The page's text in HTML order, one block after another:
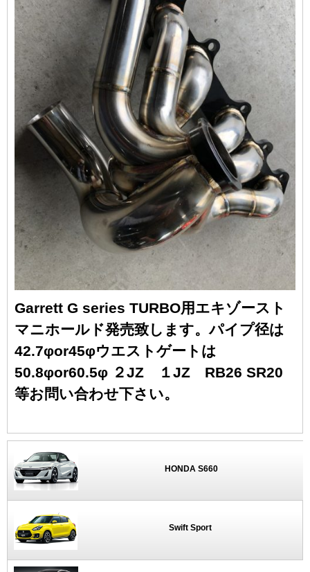
Garrett G series TURBO用エキゾースト
マニホールド発売致します。パイプ径は
42.7φor45φウエストゲートは
50.8φor60.5φ ２JZ １JZ RB26 SR20
等お問い合わせ下さい。
HONDA S660
Swift Sport